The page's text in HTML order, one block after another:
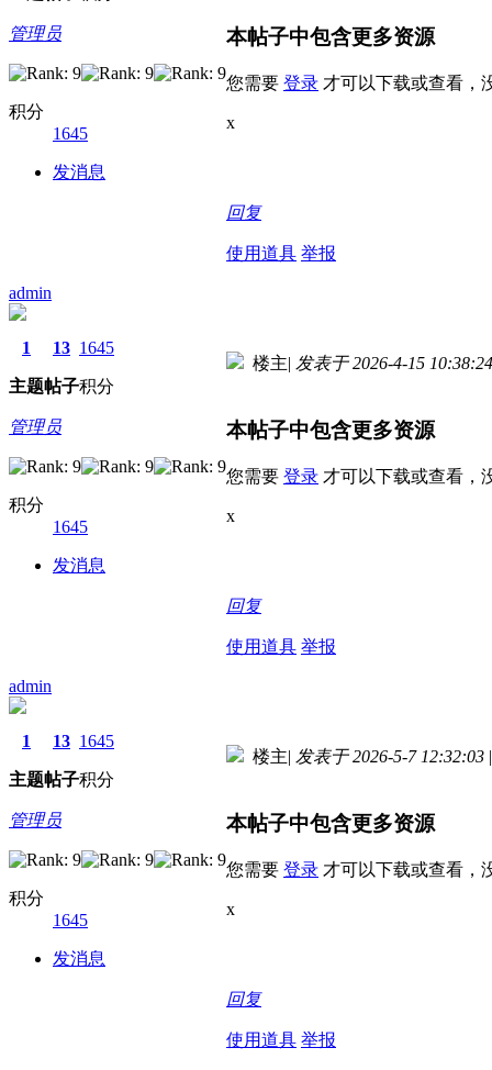
管理员
积分
1645
发消息
本帖子中包含更多资源
您需要 登录 才可以下载或查看，
x
回复
使用道具 举报
admin
1
主题
13
帖子
1645
积分
管理员
积分
1645
发消息
楼主| 发表于 2026-4-15 10:38:24
本帖子中包含更多资源
您需要 登录 才可以下载或查看，
x
回复
使用道具 举报
admin
1
主题
13
帖子
1645
积分
管理员
积分
1645
发消息
楼主| 发表于 2026-5-7 12:32:03 |
本帖子中包含更多资源
您需要 登录 才可以下载或查看，
x
回复
使用道具 举报